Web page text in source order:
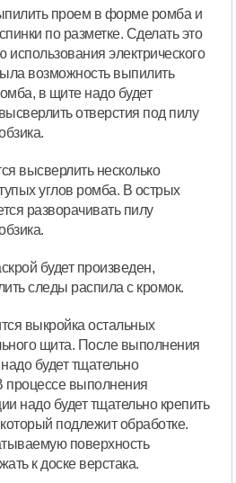
проем в форме ромба и
по разметке. Сделать это
электрического
возможность выпилить
в щите надо будет
отверстия под пилу
высверлить несколько
углов ромба. В острых
разворачивать пилу
будет произведен,
следы распила с кромок.
выкройка остальных
щита. После выполнения
будет тщательно
выполнения
надо будет тщательно крепить
подлежит обработке.
поверхность
к доске верстака.